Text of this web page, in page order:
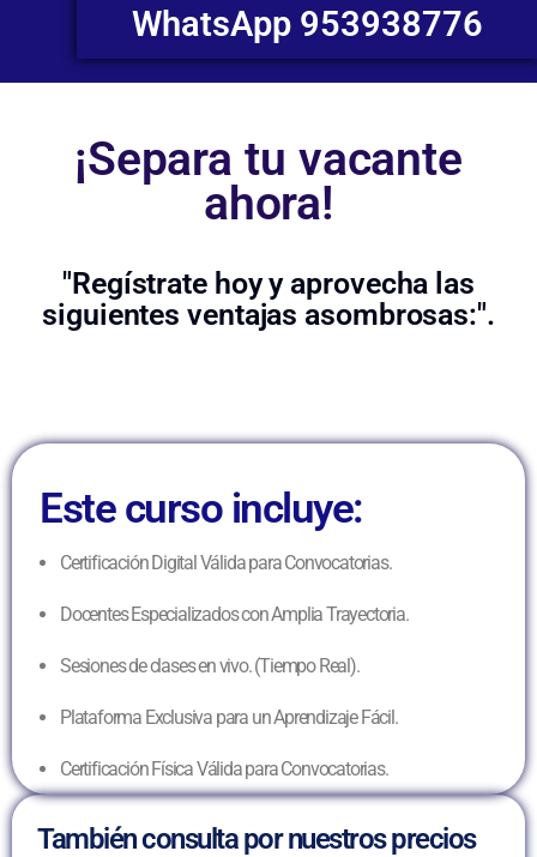
WhatsApp 953938776
¡Separa tu vacante
ahora!
"Regístrate hoy y aprovecha las
siguientes ventajas asombrosas:".
Este curso incluye:
Certificación Digital Válida para Convocatorias.
Docentes Especializados con Amplia Trayectoria.
Sesiones de clases en vivo. (Tiempo Real).
Plataforma Exclusiva para un Aprendizaje Fácil.
Certificación Física Válida para Convocatorias.
También consulta por nuestros precios